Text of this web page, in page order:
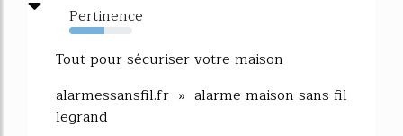
Pertinence
55%
Tout pour sécuriser votre maison
alarmessansfil.fr » alarme maison sans fil
legrand